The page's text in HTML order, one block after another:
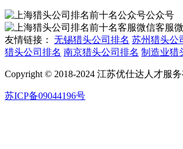
公众号
客服
友情链接： 无锡猎头公司排名 苏州猎头公
猎头公司排名 南京猎头公司排名 制造业猎
Copyright © 2018-2024 江苏优仕达人才服
苏ICP备09044196号